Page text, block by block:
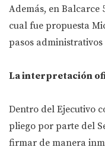
Además, en Balcarce
cual fue propuesta
pasos
La interpretación
Dentro del Ejecutivo
pliego por parte del
firmar de manera